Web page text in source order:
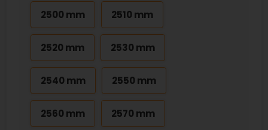
2500 mm 2510 mm
2520 mm 2530 mm
2540 mm 2550 mm
2560 mm 2570 mm